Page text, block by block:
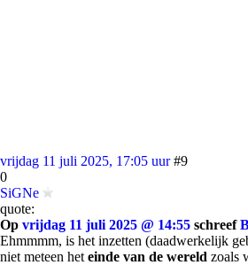
vrijdag 11 juli 2025, 17:05 uur #9
0
SiGNe
quote:
Op vrijdag 11 juli 2025 @ 14:55 schreef
Ehmmmm, is het inzetten (daadwerkelijk
niet meteen het einde van de wereld zoals